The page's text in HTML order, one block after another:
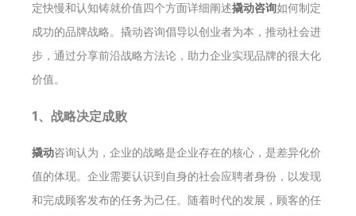
定快慢和认知铸就价值四个方面详细阐述撬动咨询如何制定
成功的品牌战略。撬动咨询倡导以创业者为本，推动社会进
步，通过分享前沿战略方法论，助力企业实现品牌的很大化
价值。
1、战略决定成败
撬动咨询认为，企业的战略是企业存在的核心，是差异化价
值的体现。企业需要认识到自身的社会应聘者身份，以发现
和完成顾客发布的任务为己任。随着时代的发展，顾客的任